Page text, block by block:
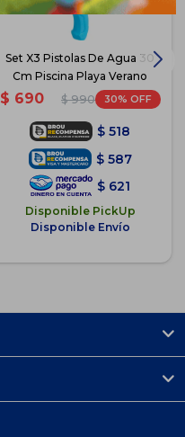
Set X3 Pistolas De Agua 30
Cm Piscina Playa Verano
$ 690 $ 990 30
$ 518
$ 587
$ 621
Disponible PickUp
Disponible Envío